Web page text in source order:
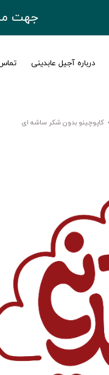
جهت
درباره آجیل عابدینی
کاپوچینو بدون شکر ساشه ای